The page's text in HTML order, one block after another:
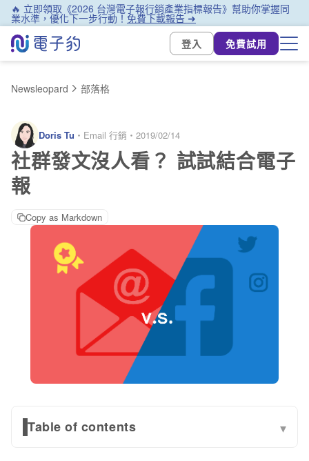
🔥 立即領取《2026 台灣電子報行銷產業指標報告》幫助你掌握同
業水準，優化下一步行動！免費下載報告 ➜
登入
免費試用
Newsleopard 部落格
Doris Tu ・ Email 行銷 ・ 2019/02/14
社群發文沒人看？ 試試結合電子
報
Copy as Markdown
Table of contents ▾